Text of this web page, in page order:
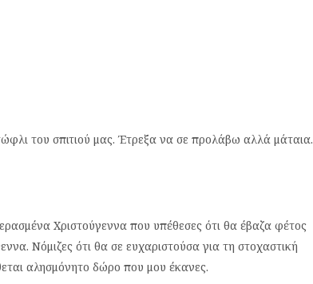
του σπιτιού μας. Έτρεξα να σε προλάβω αλλά μάταια.
Χριστούγεννα που υπέθεσες ότι θα έβαζα φέτος
Νόμιζες ότι θα σε ευχαριστούσα για τη στοχαστική
αλησμόνητο δώρο που μου έκανες.